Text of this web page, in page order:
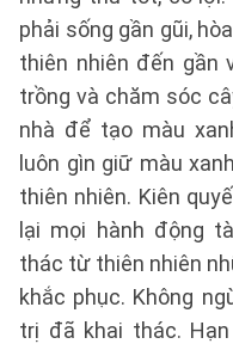
phải sống gần gũi,
thiên nhiên đến gần
trồng và chăm sóc
nhà để tạo màu
luôn gìn giữ màu
thiên nhiên. Kiên
lại mọi hành động
thác từ thiên nhiên
khắc phục. Không
trị đã khai thác.